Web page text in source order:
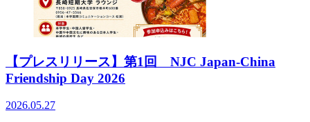
【プレスリリース】第1回 NJC Japan-China
Friendship Day 2026
2026.05.27